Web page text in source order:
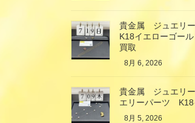
貴金属 ジュエリ
K18イエローゴー
買取
8月 6, 2026
貴金属 ジュエリ
エリーパーツ
8月 5, 2026